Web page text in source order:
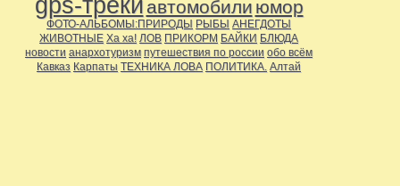
gps-треки автомобили юмор
ФОТО-АЛЬБОМЫ:ПРИРОДЫ РЫБЫ АНЕГДОТЫ
ЖИВОТНЫЕ Ха ха! ЛОВ ПРИКОРМ БАЙКИ БЛЮДА
новости анархотуризм путешествия по россии обо всём
Кавказ Карпаты ТЕХНИКА ЛОВА ПОЛИТИКА. Алтай